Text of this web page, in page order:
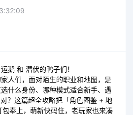
鹅 和 潜伏的鸭子们！
人们，面对陌生的职业和地图，是
什么身份、哪种模式适合新手、遇
？这篇超全攻略把「角色图鉴 + 地
奉上，萌新快码住，老玩家也来凑